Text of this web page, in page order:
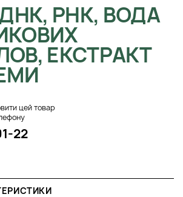
РНК, ВОДА
ЕКСТРАКТ
цей товар
22